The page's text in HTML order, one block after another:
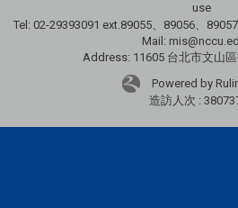
use
Tel: 02-29393091 ext.89055、89056、89057
Mail:
Address: 11605 台北市文山
Powered by
造訪人次 :